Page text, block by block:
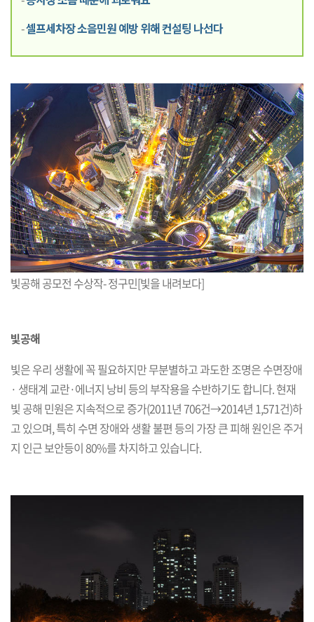
-셀프세차장 소음민원 예방 위해 컨설팅 나선다
빛공해 공모전 수상작- 정구민[빛을 내려보다]
빛공해
빛은 우리 생활에 꼭 필요하지만 무분별하고 과도한 조명은 수면장애
· 생태계 교란·에너지 낭비 등의 부작용을 수반하기도 합니다. 현재
빛 공해 민원은 지속적으로 증가(2011년 706건→2014년 1,571건)하
고 있으며, 특히 수면 장애와 생활 불편 등의 가장 큰 피해 원인은 주거
지 인근 보안등이 80%를 차지하고 있습니다.